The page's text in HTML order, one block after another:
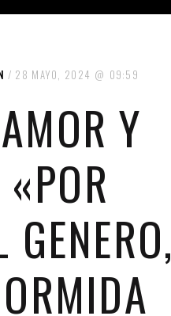
28 MAYO, 2024 09:59
Y